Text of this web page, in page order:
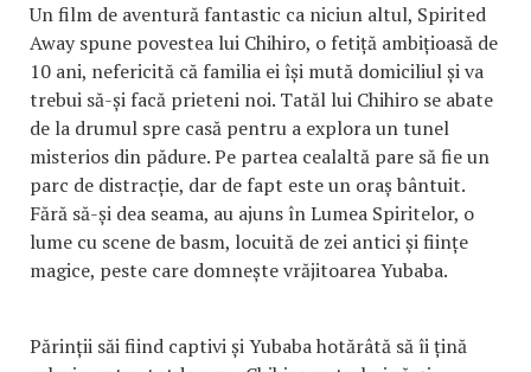
Un film de aventură fantastic ca niciun altul, Spirited
Away spune povestea lui Chihiro, o fetiță ambițioasă de
10 ani, nefericită că familia ei își mută domiciliul și va
trebui să-și facă prieteni noi. Tatăl lui Chihiro se abate
de la drumul spre casă pentru a explora un tunel
misterios din pădure. Pe partea cealaltă pare să fie un
parc de distracție, dar de fapt este un oraș bântuit.
Fără să-și dea seama, au ajuns în Lumea Spiritelor, o
lume cu scene de basm, locuită de zei antici și ființe
magice, peste care domnește vrăjitoarea Yubaba.
Părinții săi fiind captivi și Yubaba hotărâtă să îi țină